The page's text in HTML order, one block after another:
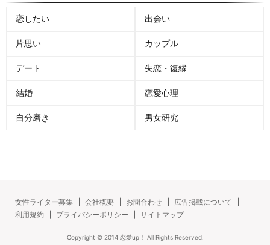
恋したい 出会い
片思い カップル
デート 失恋・復縁
結婚 恋愛心理
自分磨き 男女研究
女性ライター募集 会社概要 お問合わせ
広告掲載について
利用規約
プライバシーポリシー サイトマップ
Copyright © 2014 恋愛up！ All Rights Reserved.